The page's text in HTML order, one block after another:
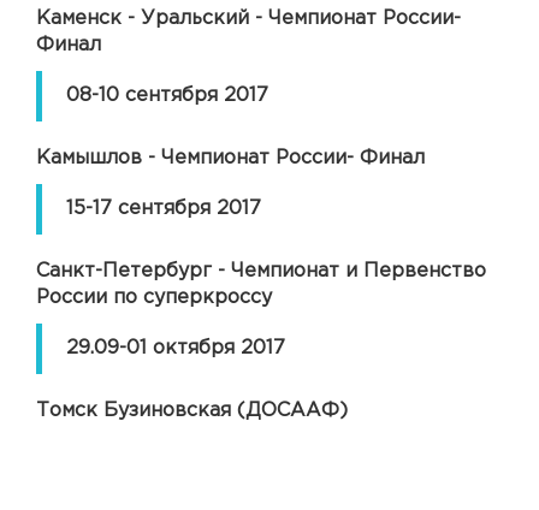
Каменск - Уральский - Чемпионат России-
Финал
08-10 сентября 2017
Камышлов - Чемпионат России- Финал
15-17 сентября 2017
Санкт-Петербург - Чемпионат и Первенство
России по суперкроссу
29.09-01 октября 2017
Томск Бузиновская (ДОСААФ)